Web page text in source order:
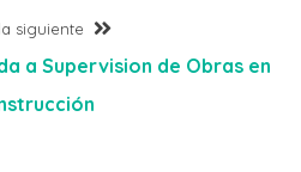
siguiente
a Supervision de Obras en